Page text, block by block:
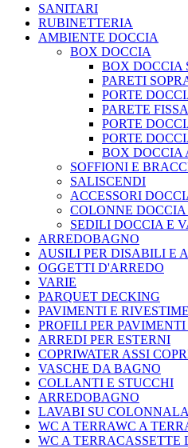
SANITARI
RUBINETTERIA
AMBIENTE DOCCIA
BOX DOCCIA
BOX DOCCIA
PARETI
PORTE
PARETE FISSA
PORTE
PORTE
BOX DOCCIA
SOFFIONI E
SALISCENDI
ACCESSORI
COLONNE DOCCIA
SEDILI DOCCIA E
ARREDOBAGNO
AUSILI PER DISABILI E
OGGETTI D'ARREDO
VARIE
PARQUET DECKING
PAVIMENTI E
PROFILI PER
ARREDI PER ESTERNI
COPRIWATER ASSI
VASCHE DA BAGNO
COLLANTI E STUCCHI
ARREDOBAGNO
LAVABI SU
WC A TERRAWC A
WC A TERRACASSETTE